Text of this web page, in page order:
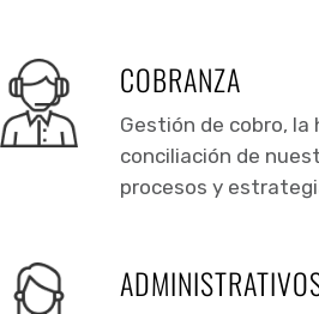
COBRANZA
Gestión de cobro, la
conciliación de
procesos y